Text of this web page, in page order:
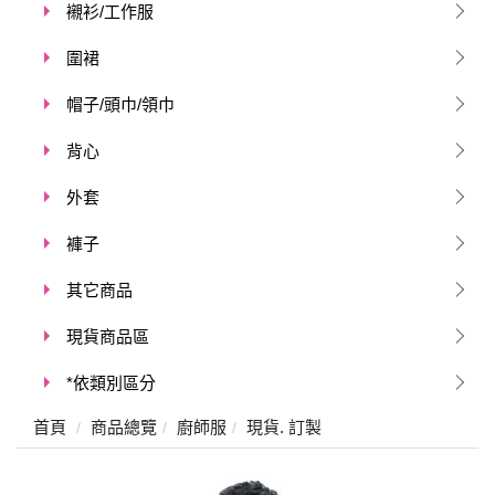
襯衫/工作服
圍裙
帽子/頭巾/領巾
背心
外套
褲子
其它商品
現貨商品區
*依類別區分
首頁 商品總覽 廚師服 現貨. 訂製